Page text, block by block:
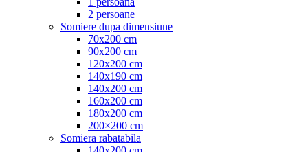
2 persoane
Somiere dupa dimensiune
70x200 cm
90x200 cm
120x200 cm
140x190 cm
140x200 cm
160x200 cm
180x200 cm
200×200 cm
Somiera rabatabila